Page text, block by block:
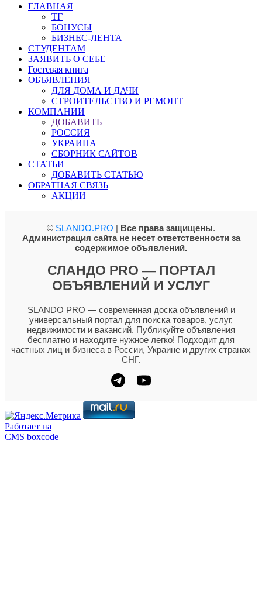
ГЛАВНАЯ
ТГ
БОНУСЫ
БИЗНЕС-ЛЕНТА
СТУДЕНТАМ
ЗАЯВИТЬ О СЕБЕ
Гостевая книга
ОБЪЯВЛЕНИЯ
ДЛЯ ДОМА И ДАЧИ
СТРОИТЕЛЬСТВО И РЕМОНТ
КОМПАНИИ
ДОБАВИТЬ
РОССИЯ
УКРАИНА
СБОРНИК САЙТОВ
СТАТЬИ
ДОБАВИТЬ СТАТЬЮ
ОБРАТНАЯ СВЯЗЬ
АКЦИИ
© SLANDO.PRO | Все права защищены.
Администрация сайта не несет ответственности за
содержимое объявлений.
СЛАНДО PRO — ПОРТАЛ
ОБЪЯВЛЕНИЙ И УСЛУГ
SLANDO PRO — современная доска объявлений и
универсальный портал для поиска товаров, услуг,
недвижимости и вакансий. Публикуйте объявления
бесплатно и находите нужное легко! Подходит для
частных лиц и бизнеса в России, Украине и других странах
СНГ.
Работает на
CMS boxcode